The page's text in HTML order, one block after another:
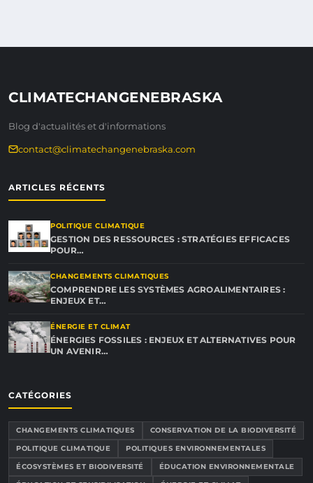
CLIMATECHANGENEBRASKA
Blog d'actualités et d'informations
contact@climatechangenebraska.com
ARTICLES RÉCENTS
POLITIQUE CLIMATIQUE
GESTION DES RESSOURCES : STRATÉGIES EFFICACES
POUR…
CHANGEMENTS CLIMATIQUES
COMPRENDRE LES SYSTÈMES AGROALIMENTAIRES :
ENJEUX ET…
ÉNERGIE ET CLIMAT
ÉNERGIES FOSSILES : ENJEUX ET ALTERNATIVES POUR
UN AVENIR…
CATÉGORIES
CHANGEMENTS CLIMATIQUES
CONSERVATION DE LA BIODIVERSITÉ
POLITIQUE CLIMATIQUE
POLITIQUES ENVIRONNEMENTALES
ÉCOSYSTÈMES ET BIODIVERSITÉ
ÉDUCATION ENVIRONNEMENTALE